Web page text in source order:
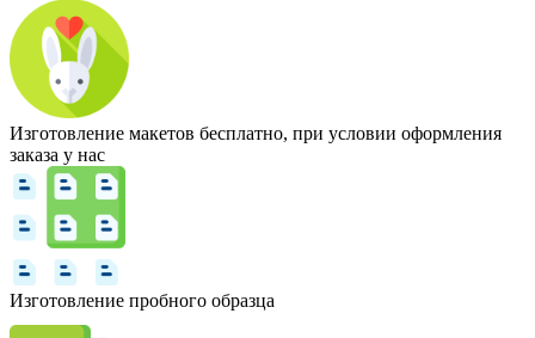
Изготовление макетов бесплатно, при условии оформления
заказа у нас
Изготовление пробного образца